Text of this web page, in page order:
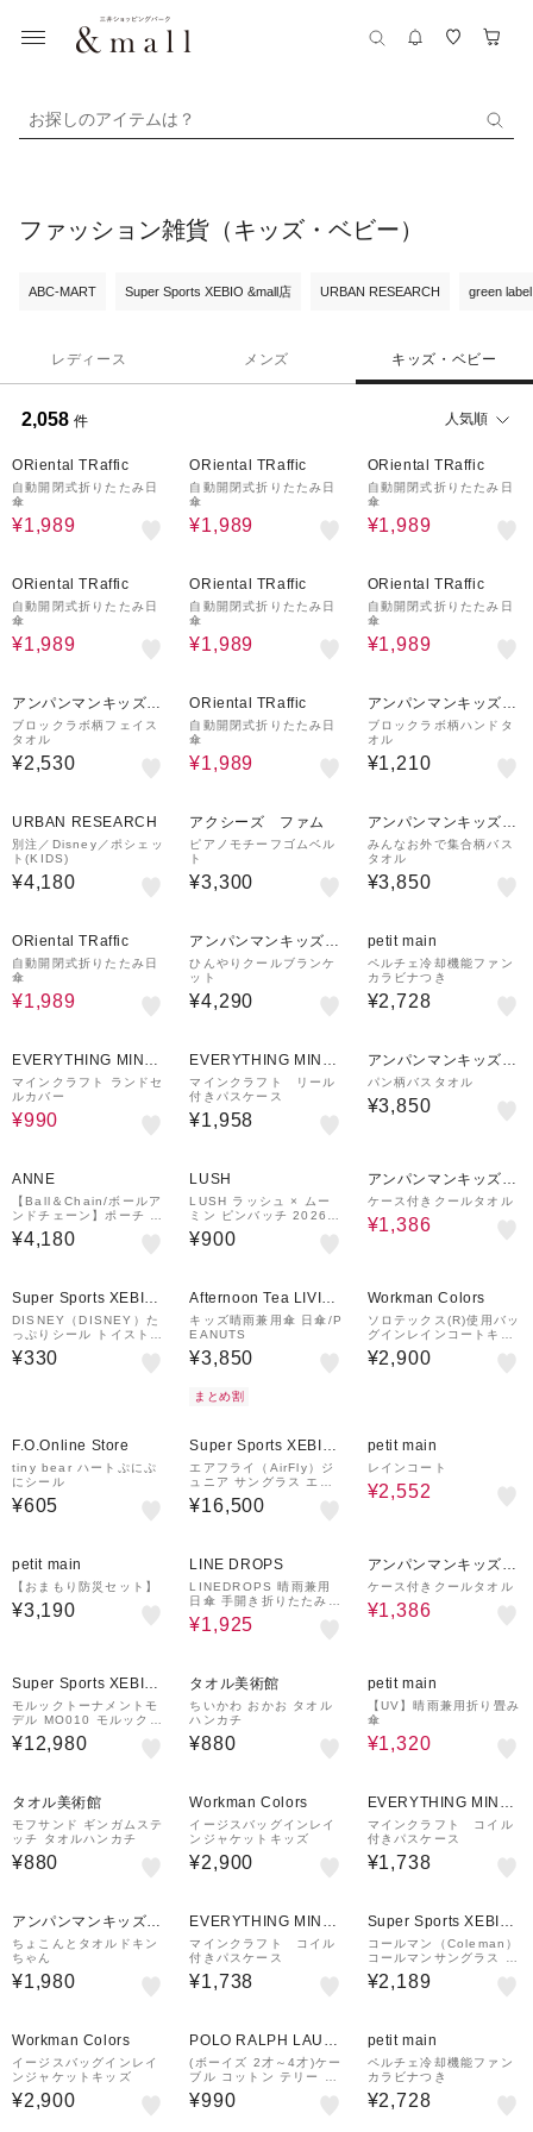
お探しのアイテムは？
ファッション雑貨（キッズ・ベビー）
ABC-MART Super Sports XEBIO &mall店 URBAN RESEARCH green
レディース メンズ キッズ・ベビー
2,058 件 人気順
ORiental TRaffic
自動開閉式折りたたみ日
傘
¥1,989
ORiental TRaffic
自動開閉式折りたたみ日
傘
¥1,989
ORiental TRaffic
自動開閉式折りたたみ日
傘
¥1,989
ORiental TRaffic
自動開閉式折りたたみ日
傘
¥1,989
ORiental TRaffic
自動開閉式折りたたみ日
傘
¥1,989
ORiental TRaffic
自動開閉式折りたたみ日
傘
¥1,989
アンパンマンキッズコ
レクション
ブロックラボ柄フェイス
タオル
¥2,530
ORiental TRaffic
自動開閉式折りたたみ日
傘
¥1,989
アンパンマンキッズコ
レクション
ブロックラボ柄ハンドタ
オル
¥1,210
URBAN RESEARCH
別注／Disney／ポシェッ
ト(KIDS)
¥4,180
アクシーズ ファム
ピアノモチーフゴムベル
ト
¥3,300
アンパンマンキッズコ
レクション
みんなお外で集合柄バス
タオル
¥3,850
ORiental TRaffic
自動開閉式折りたたみ日
傘
¥1,989
アンパンマンキッズコ
レクション
ひんやりクールブランケ
ット
¥4,290
petit main
ペルチェ冷却機能ファン
カラビナつき
¥2,728
EVERYTHING MINE
CRAFT
マインクラフト ランドセ
ルカバー
¥990
EVERYTHING MINE
CRAFT
マインクラフト リール
付きパスケース
¥1,958
アンパンマンキッズコ
レクション
パン柄バスタオル
¥3,850
ANNE
【Ball＆Chain/ボールア
ンドチェーン】ポーチ H
ELMET TIGER(L) 刺繍
ポーチ
¥4,180
LUSH
LUSH ラッシュ × ムー
ミン ピンバッチ 2026
限定 ヴィーガン コスメ
プレゼン ト ラッシュ 公
¥900
アンパンマンキッズコ
レクション
ケース付きクールタオル
¥1,386
Super Sports XEBIO
&mall店
DISNEY（DISNEY）た
っぷりシール トイストー
リー4 2261803A
¥330
Afternoon Tea LIVIN
G
キッズ晴雨兼用傘 日傘/P
EANUTS
¥3,850
まとめ割
Workman Colors
ソロテックス(R)使用バッ
グインレインコートキッ
ズ
¥2,900
F.O.Online Store
tiny bear ハートぷにぷ
にシール
¥605
Super Sports XEBIO
&mall店
エアフライ（AirFly）ジ
ュニア サングラス エア
フライ AF-901 C-2K W
HITE MATT UV
¥16,500
petit main
レインコート
¥2,552
petit main
【おまもり防災セット】
¥3,190
LINE DROPS
LINEDROPS 晴雨兼用
日傘 手開き折りたたみ傘
レディース メンズ キッ
ズ UVカット率＆遮光率9
ight はっ水 携帯しやす
い 持ち運び便利 安全手
開き 57190
¥1,925
アンパンマンキッズコ
レクション
ケース付きクールタオル
¥1,386
Super Sports XEBIO
&mall店
モルックトーナメントモ
デル MO010 モルック棒
モルッカー バックナンバ
ー付きスキットル 公式ス
¥12,980
タオル美術館
ちいかわ おかお タオル
ハンカチ
¥880
petit main
【UV】晴雨兼用折り畳み
傘
¥1,320
タオル美術館
モフサンド ギンガムステ
ッチ タオルハンカチ
¥880
Workman Colors
イージスバッグインレイ
ンジャケットキッズ
¥2,900
EVERYTHING MINE
CRAFT
マインクラフト コイル
付きパスケース
¥1,738
アンパンマンキッズコ
レクション
ちょこんとタオルドキン
ちゃん
¥1,980
EVERYTHING MINE
CRAFT
マインクラフト コイル
付きパスケース
¥1,738
Super Sports XEBIO
&mall店
コールマン（Coleman）
コールマンサングラス キ
ッズ CKS08-1 UV
¥2,189
Workman Colors
イージスバッグインレイ
ンジャケットキッズ
¥2,900
POLO RALPH LAUR
EN
(ボーイズ 2才～4才)ケー
ブル コットン テリー ハ
ンカチーフ
¥990
petit main
ペルチェ冷却機能ファン
カラビナつき
¥2,728